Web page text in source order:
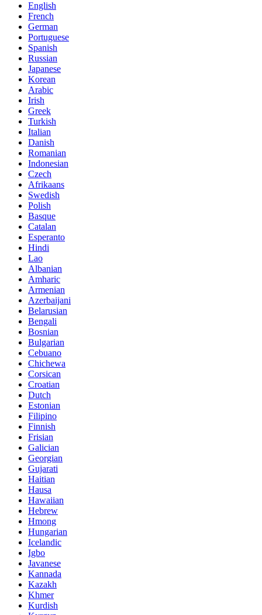
English
French
German
Portuguese
Spanish
Russian
Japanese
Korean
Arabic
Irish
Greek
Turkish
Italian
Danish
Romanian
Indonesian
Czech
Afrikaans
Swedish
Polish
Basque
Catalan
Esperanto
Hindi
Lao
Albanian
Amharic
Armenian
Azerbaijani
Belarusian
Bengali
Bosnian
Bulgarian
Cebuano
Chichewa
Corsican
Croatian
Dutch
Estonian
Filipino
Finnish
Frisian
Galician
Georgian
Gujarati
Haitian
Hausa
Hawaiian
Hebrew
Hmong
Hungarian
Icelandic
Igbo
Javanese
Kannada
Kazakh
Khmer
Kurdish